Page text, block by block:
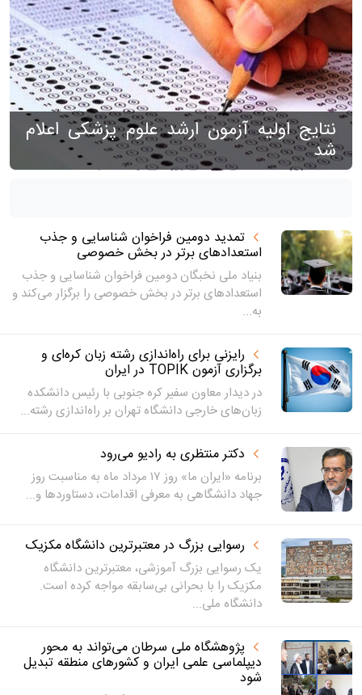
نتایج اولیه آزمون ارشد علوم پزشکی اعلام
شد
تمدید دومین فراخوان شناسایی و جذب
استعدادهای برتر در بخش خصوصی
بنیاد ملی نخبگان دومین فراخوان شناسایی و جذب
استعدادهای برتر در بخش خصوصی را برگزار می‌کند و
به...
رایزنی برای راه‌اندازی رشته زبان کره‌ای و
برگزاری آزمون TOPIK در ایران
در دیدار معاون سفیر کره جنوبی با رئیس دانشکده
زبان‌های خارجی دانشگاه تهران بر راه‌اندازی رشته...
دکتر منتظری به رادیو می‌رود
برنامه «ایران ما» روز ۱۷ مرداد ماه به مناسبت روز
جهاد دانشگاهی به معرفی اقدامات، دستاوردها و...
رسوایی بزرگ در معتبرترین دانشگاه مکزیک
یک رسوایی بزرگ آموزشی، معتبرترین دانشگاه
مکزیک را با بحرانی بی‌سابقه مواجه کرده است.
دانشگاه ملی...
پژوهشگاه ملی سرطان می‌تواند به محور
دیپلماسی علمی ایران و کشورهای منطقه تبدیل
شود